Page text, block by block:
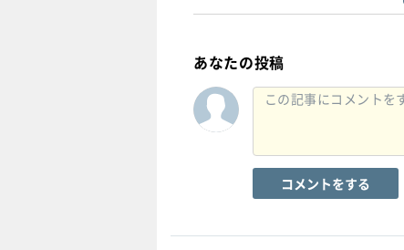
あなたの投稿
コメントをする